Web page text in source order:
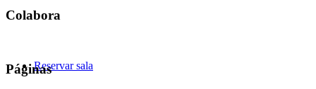
Reservar sala
Colabora
Páginas